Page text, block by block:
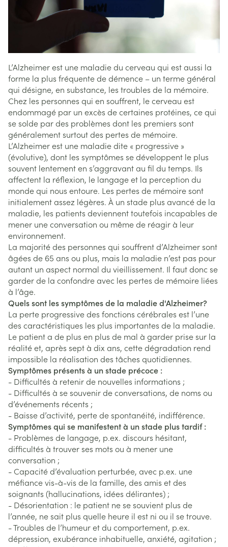
L’Alzheimer est une maladie du cerveau qui est aussi la
forme la plus fréquente de démence – un terme général
qui désigne, en substance, les troubles de la mémoire.
Chez les personnes qui en souffrent, le cerveau est
endommagé par un excès de certaines protéines, ce qui
se solde par des problèmes dont les premiers sont
généralement surtout des pertes de mémoire.
L’Alzheimer est une maladie dite « progressive »
(évolutive), dont les symptômes se développent le plus
souvent lentement en s’aggravant au fil du temps. Ils
affectent la réflexion, le langage et la perception du
monde qui nous entoure. Les pertes de mémoire sont
initialement assez légères. À un stade plus avancé de la
maladie, les patients deviennent toutefois incapables de
mener une conversation ou même de réagir à leur
environnement.
La majorité des personnes qui souffrent d’Alzheimer sont
âgées de 65 ans ou plus, mais la maladie n’est pas pour
autant un aspect normal du vieillissement. Il faut donc se
garder de la confondre avec les pertes de mémoire liées
à l’âge.
Quels sont les symptômes de la maladie d'Alzheimer?
La perte progressive des fonctions cérébrales est l’une
des caractéristiques les plus importantes de la maladie.
Le patient a de plus en plus de mal à garder prise sur la
réalité et, après sept à dix ans, cette dégradation rend
impossible la réalisation des tâches quotidiennes.
Symptômes présents à un stade précoce :
- Difficultés à retenir de nouvelles informations ;
- Difficultés à se souvenir de conversations, de noms ou
d’événements récents ;
- Baisse d’activité, perte de spontanéité, indifférence.
Symptômes qui se manifestent à un stade plus tardif :
- Problèmes de langage, p.ex. discours hésitant,
difficultés à trouver ses mots ou à mener une
conversation ;
- Capacité d’évaluation perturbée, avec p.ex. une
méfiance vis-à-vis de la famille, des amis et des
soignants (hallucinations, idées délirantes) ;
- Désorientation : le patient ne se souvient plus de
l’année, ne sait plus quelle heure il est ni ou il se trouve.
- Troubles de l’humeur et du comportement, p.ex.
dépression, exubérance inhabituelle, anxiété, agitation ;